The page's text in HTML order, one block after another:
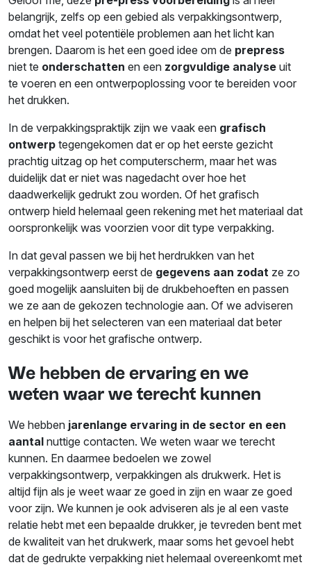
belangrijk, zelfs op een gebied als verpakkingsontwerp,
omdat het veel potentiële problemen aan het licht kan
brengen. Daarom is het een goed idee om de prepress
niet te onderschatten en een zorgvuldige analyse uit
te voeren en een ontwerpoplossing voor te bereiden voor
het drukken.
In de verpakkingspraktijk zijn we vaak een grafisch
ontwerp tegengekomen dat er op het eerste gezicht
prachtig uitzag op het computerscherm, maar het was
duidelijk dat er niet was nagedacht over hoe het
daadwerkelijk gedrukt zou worden. Of het grafisch
ontwerp hield helemaal geen rekening met het materiaal dat
oorspronkelijk was voorzien voor dit type verpakking.
In dat geval passen we bij het herdrukken van het
verpakkingsontwerp eerst de gegevens aan zodat ze zo
goed mogelijk aansluiten bij de drukbehoeften en passen
we ze aan de gekozen technologie aan. Of we adviseren
en helpen bij het selecteren van een materiaal dat beter
geschikt is voor het grafische ontwerp.
We hebben de ervaring en we
weten waar we terecht kunnen
We hebben jarenlange ervaring in de sector en een
aantal nuttige contacten. We weten waar we terecht
kunnen. En daarmee bedoelen we zowel
verpakkingsontwerp, verpakkingen als drukwerk. Het is
altijd fijn als je weet waar ze goed in zijn en waar ze goed
voor zijn. We kunnen je ook adviseren als je al een vaste
relatie hebt met een bepaalde drukker, je tevreden bent met
de kwaliteit van het drukwerk, maar soms het gevoel hebt
dat de gedrukte verpakking niet helemaal overeenkomt met